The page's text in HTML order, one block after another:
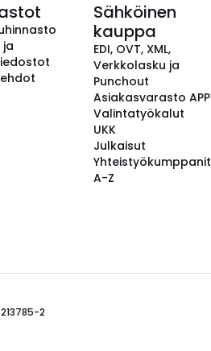
Sähköinen
kauppa
EDI, OVT, XML,
Verkkolasku ja
Punchout
Asiakasvarasto APP
Valintatyökalut
UKK
Julkaisut
Yhteistyökumppanit
A-Z
2